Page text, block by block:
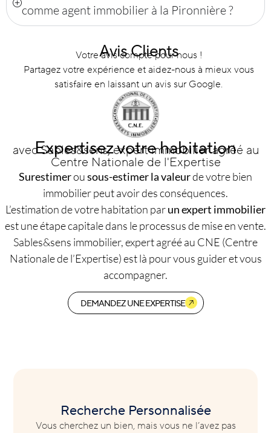
comme agent immobilier à la Pironnière ?
Avis Clients
Votre avis compte pour nous !
Partagez votre expérience et aidez-nous à mieux vous
satisfaire en laissant un avis sur Google.
Expertisez votre habitation
avec Sables&sens, expert immobilier agréé au
Centre Nationale de l'Expertise
Surestimerousous-estimer la valeurde votre bien
immobilier peut avoir des conséquences.
L’estimation de votre habitation parun expert immobilier
est une étape capitale dans le processus de mise en vente.
Sables&sens immobilier, expert agréé au CNE (Centre
Nationale de l’Expertise) est là pour vous guider et vous
accompagner.
DEMANDEZ UNE EXPERTISE
Recherche Personnalisée
Vous cherchez un bien, mais vous ne l’avez pas